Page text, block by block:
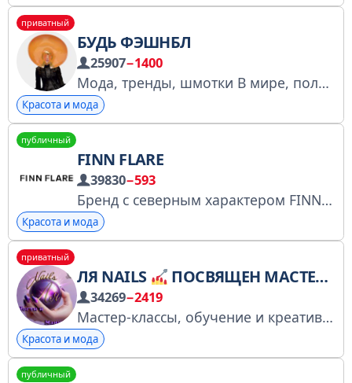
приватный
БУДЬ ФЭШНБЛ
25907−1400
Мода, тренды, шмотки В мире, полном шаблонов, надо экспериментировать. Ссылка для друзей https://t.me/+V_nxAybJFxkzZTVi По сотрудничеству @MILA_be_fashion
Красота и мода
публичный
FINN FLARE
39830−593
Бренд с северным характером FINN FLARE. Responsible for quality since 1965. https://www.finn-flare.ru/tg Включена Роскомнадзором в перечень персональных страниц: https://knd.gov.ru/license?id=673f1a2c340096358bc2e40c&registryType=bloggersPermission
Красота и мода
приватный
ЛЯ NAILS ПОСВЯЩЕН МАСТЕРАМ И КЛИЕНТАМ МАНИКЮР / НОГТИ
34269−2419
Мастер-классы, обучение и креатив
Красота и мода
публичный